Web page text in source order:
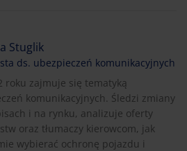
Stuglik
ds. ubezpieczeń komunikacyjnych
roku zajmuje się tematyką
komunikacyjnych. Śledzi zmiany
i na rynku, analizuje oferty
oraz tłumaczy kierowcom, jak
wybierać ochronę pojazdu i